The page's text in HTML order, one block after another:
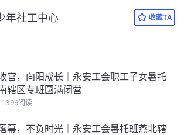
年社工中心 收藏TA
官，向阳成长｜永安工会职工子女暑托
辖区专班圆满闭营
1396阅读
幕，不负时光｜永安工会暑托班燕北辖